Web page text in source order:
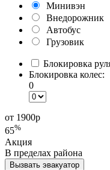
Минивэн
Внедорожник
Автобус
Грузовик
Блокировка
Блокировка колес:
0
от 1900р
65%
Акция
В пределах района
Вызвать эвакуатор